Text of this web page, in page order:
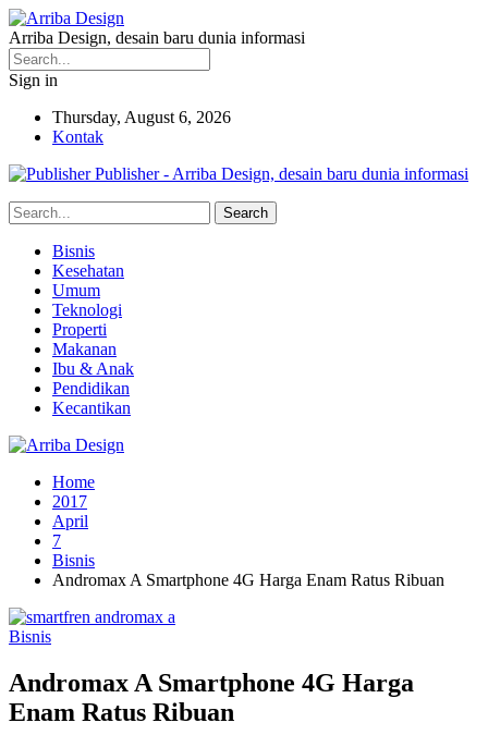
Arriba Design, desain baru dunia informasi
Sign in
Thursday, August 6, 2026
Kontak
Publisher - Arriba Design, desain baru dunia informasi
Bisnis
Kesehatan
Umum
Teknologi
Properti
Makanan
Ibu & Anak
Pendidikan
Kecantikan
Home
2017
April
7
Bisnis
Andromax A Smartphone 4G Harga Enam Ratus Ribuan
Bisnis
Andromax A Smartphone 4G Harga
Enam Ratus Ribuan